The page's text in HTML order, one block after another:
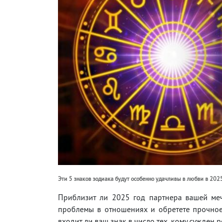
Эти 5 знаков зодиака будут особенно удачливы в любви в
Приблизит ли 2025 год партнера вашей
проблемы в отношениях и обретете